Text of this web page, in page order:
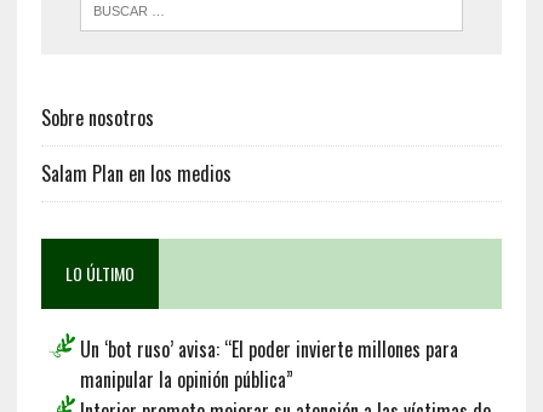
Sobre nosotros
Salam Plan en los medios
LO ÚLTIMO
Un ‘bot ruso’ avisa: “El poder invierte millones para
manipular la opinión pública”